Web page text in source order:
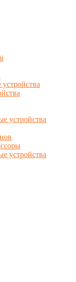
устройства
устройства